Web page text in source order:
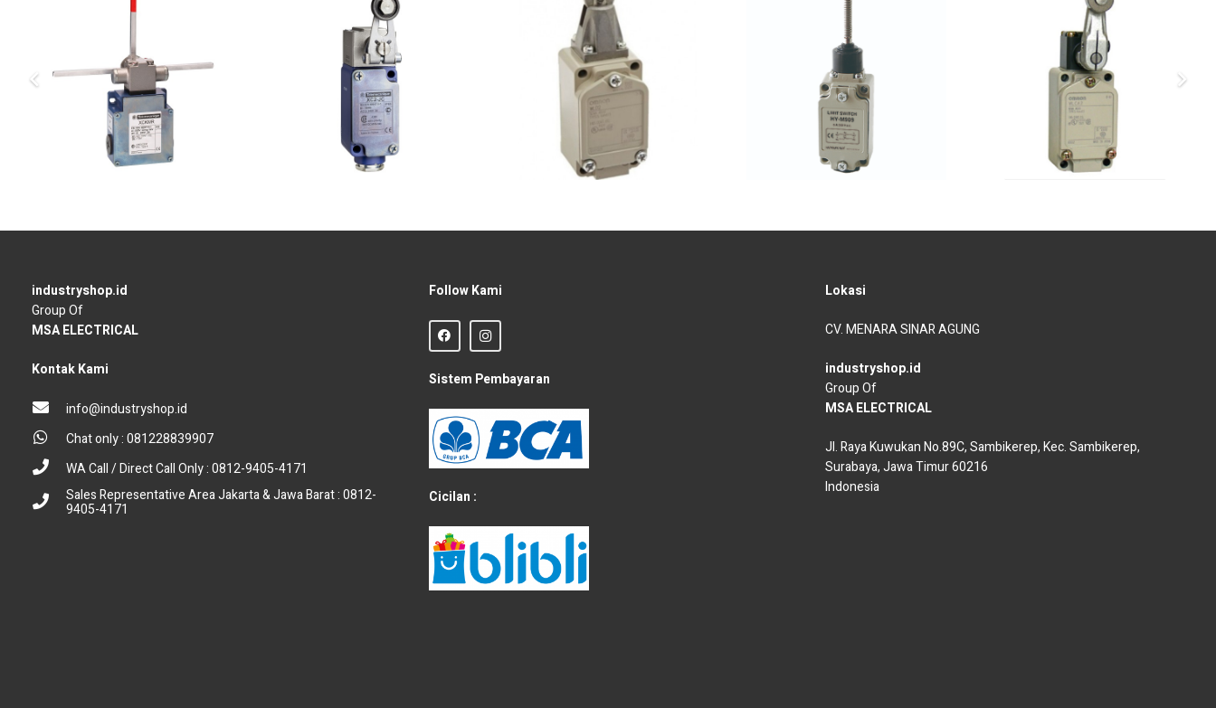
industryshop.id
Group Of
MSA ELECTRICAL
Kontak Kami
info@industryshop.id
Chat only : 081228839907
WA Call / Direct Call Only : 0812-9405-4171
Sales Representative Area Jakarta & Jawa Barat : 0812-
9405-4171
Follow Kami
Sistem Pembayaran
Cicilan :
Lokasi
CV. MENARA SINAR AGUNG
industryshop.id
Group Of
MSA ELECTRICAL
Jl. Raya Kuwukan No.89C, Sambikerep, Kec. Sambikerep,
Surabaya, Jawa Timur 60216
Indonesia